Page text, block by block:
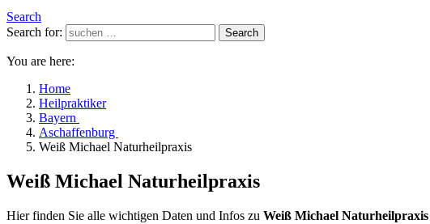
Search
Search for:
Search
You are here:
Home
Heilpraktiker
Bayern
Aschaffenburg
Weiß Michael Naturheilpraxis
Weiß Michael Naturheilpraxis
Hier finden Sie alle wichtigen Daten und Infos zu Weiß Michael Naturheilpraxis